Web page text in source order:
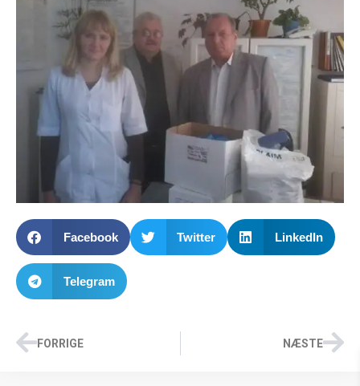
Facebook Twitter LinkedIn
Telegram
FORRIGE NÆSTE